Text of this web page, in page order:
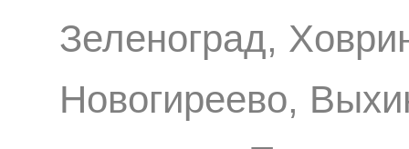
Зеленоград,
Новогиреево,